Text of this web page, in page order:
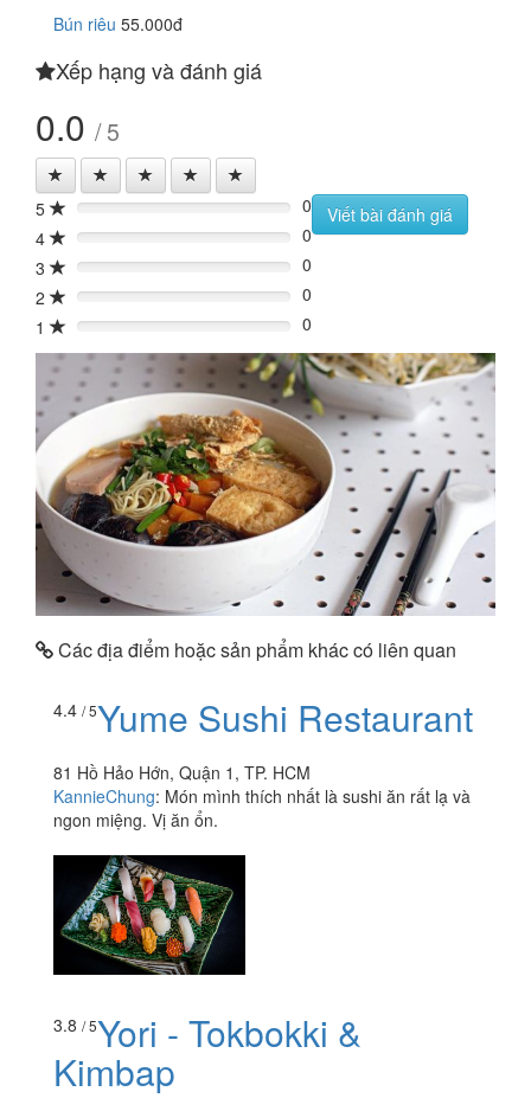
Bún riêu 55.000đ
Xếp hạng và đánh giá
0.0 / 5
5 0%
0
4
0%
0
3
0%
0
2
0%
0
1
0% 0
Viết bài đánh giá
Các địa điểm hoặc sản phẩm khác có liên quan
4.4 / 5Yume Sushi Restaurant
81 Hồ Hảo Hớn, Quận 1, TP. HCM
KannieChung: Món mình thích nhất là sushi ăn rất lạ và
ngon miệng. Vị ăn ổn.
3.8 / 5Yori - Tokbokki &
Kimbap